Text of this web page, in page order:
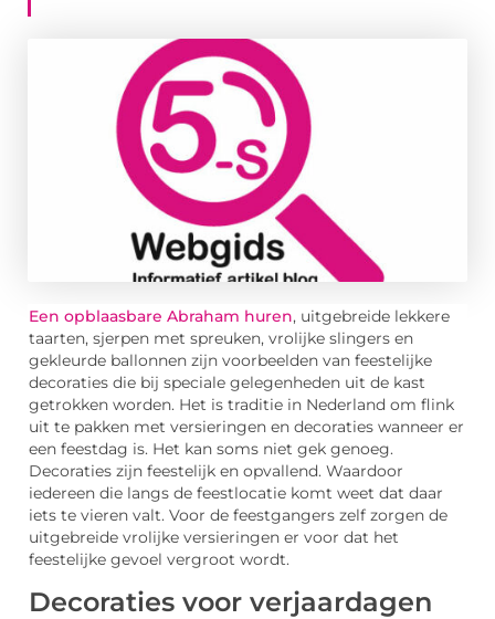
Een opblaasbare Abraham huren, uitgebreide lekkere
taarten, sjerpen met spreuken, vrolijke slingers en
gekleurde ballonnen zijn voorbeelden van feestelijke
decoraties die bij speciale gelegenheden uit de kast
getrokken worden. Het is traditie in Nederland om flink
uit te pakken met versieringen en decoraties wanneer er
een feestdag is. Het kan soms niet gek genoeg.
Decoraties zijn feestelijk en opvallend. Waardoor
iedereen die langs de feestlocatie komt weet dat daar
iets te vieren valt. Voor de feestgangers zelf zorgen de
uitgebreide vrolijke versieringen er voor dat het
feestelijke gevoel vergroot wordt.
Decoraties voor verjaardagen